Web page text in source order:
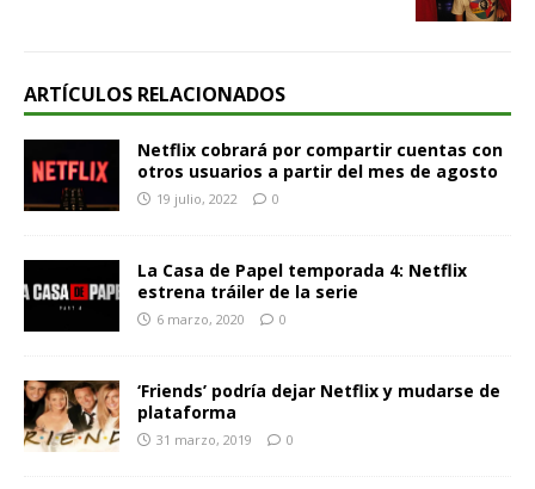
ARTÍCULOS RELACIONADOS
Netflix cobrará por compartir cuentas con
otros usuarios a partir del mes de agosto
19 julio, 2022 0
La Casa de Papel temporada 4: Netflix
estrena tráiler de la serie
6 marzo, 2020 0
‘Friends’ podría dejar Netflix y mudarse de
plataforma
31 marzo, 2019 0